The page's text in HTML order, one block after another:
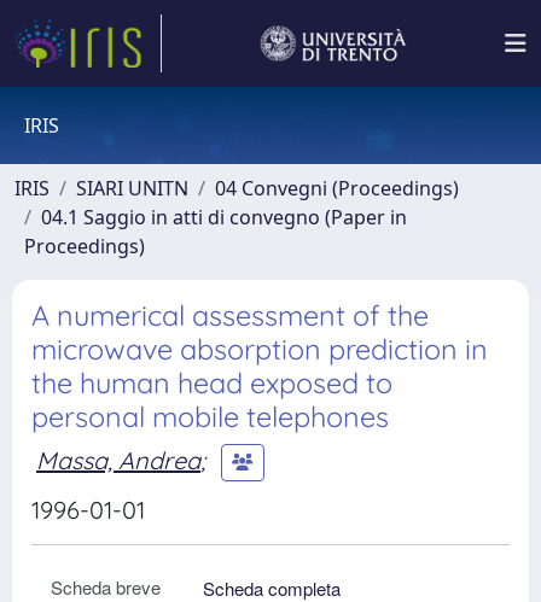
IRIS
IRIS SIARI UNITN
04 Convegni (Proceedings)
04.1 Saggio in atti di convegno (Paper in
Proceedings)
A numerical assessment of the
microwave absorption prediction in
the human head exposed to
personal mobile telephones
Massa, Andrea;
1996-01-01
Scheda breve
Scheda completa